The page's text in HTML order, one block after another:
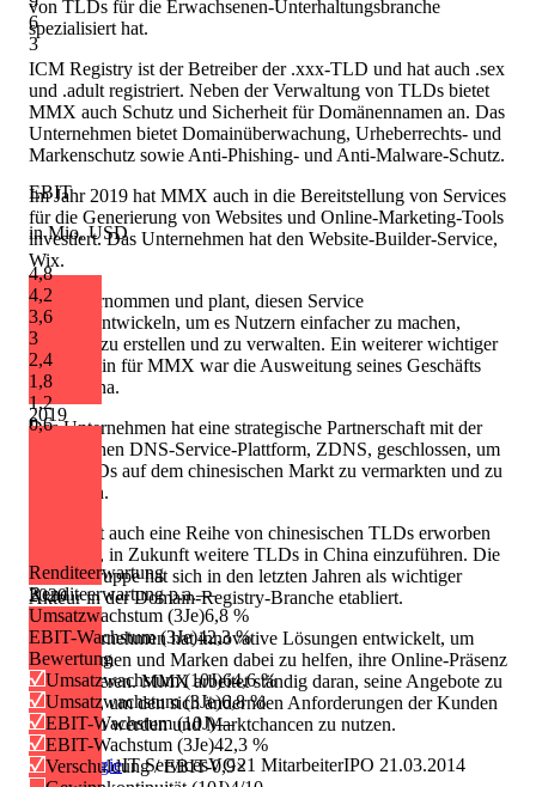
6
3
2019
2020
EBIT
in Mio. USD
4,8
4,2
3,6
3
2,4
1,8
1,2
0,6
Renditeerwartung
Renditeerwartung p.a.—
Umsatzwachstum (3Je)6,8 %
EBIT-Wachstum (3Je)42,3 %
Bewertung
Umsatzwachstum (10J)64,6 %
Umsatzwachstum (3Je)6,8 %
EBIT-Wachstum (10J)—
EBIT-Wachstum (3Je)42,3 %
Verschuldung / EBIT-0,9×
von TLDs für die Erwachsenen-Unterhaltungsbranche
spezialisiert hat.
ICM Registry ist der Betreiber der .xxx-TLD und hat auch .sex
und .adult registriert. Neben der Verwaltung von TLDs bietet
MMX auch Schutz und Sicherheit für Domänennamen an. Das
Unternehmen bietet Domainüberwachung, Urheberrechts- und
Markenschutz sowie Anti-Phishing- und Anti-Malware-Schutz.
Im Jahr 2019 hat MMX auch in die Bereitstellung von Services
für die Generierung von Websites und Online-Marketing-Tools
investiert. Das Unternehmen hat den Website-Builder-Service,
Wix.
com, übernommen und plant, diesen Service
weiterzuentwickeln, um es Nutzern einfacher zu machen,
Websites zu erstellen und zu verwalten. Ein weiterer wichtiger
Meilenstein für MMX war die Ausweitung seines Geschäfts
nach China.
Das Unternehmen hat eine strategische Partnerschaft mit der
chinesischen DNS-Service-Plattform, ZDNS, geschlossen, um
seine TLDs auf dem chinesischen Markt zu vermarkten und zu
verkaufen.
MMX hat auch eine Reihe von chinesischen TLDs erworben
und plant, in Zukunft weitere TLDs in China einzuführen. Die
MMX-Gruppe hat sich in den letzten Jahren als wichtiger
Akteur in der Domain-Registry-Branche etabliert.
Das Unternehmen hat innovative Lösungen entwickelt, um
Unternehmen und Marken dabei zu helfen, ihre Online-Präsenz
zu optimieren. MMX arbeitet ständig daran, seine Angebote zu
erweitern, um den sich ändernden Anforderungen der Kunden
gerecht zu werden und Marktchancen zu nutzen.
TechnologieIT ServicesVG21 MitarbeiterIPO 21.03.2014